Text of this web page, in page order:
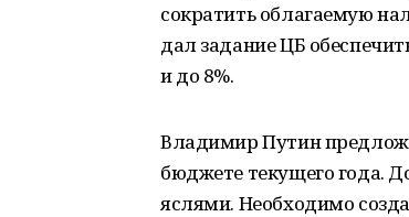
сократить облагаемую
дал задание ЦБ
и до 8%.
Владимир Путин
бюджете текущего года.
яслями. Необходимо